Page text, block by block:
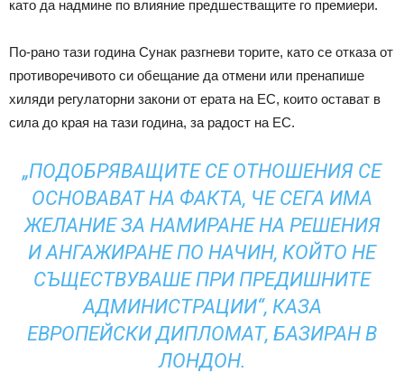
като да надмине по влияние предшестващите го премиери.
По-рано тази година Сунак разгневи торите, като се отказа от
противоречивото си обещание да отмени или пренапише
хиляди регулаторни закони от ерата на ЕС, които остават в
сила до края на тази година, за радост на ЕС.
„ПОДОБРЯВАЩИТЕ СЕ ОТНОШЕНИЯ СЕ
ОСНОВАВАТ НА ФАКТА, ЧЕ СЕГА ИМА
ЖЕЛАНИЕ ЗА НАМИРАНЕ НА РЕШЕНИЯ
И АНГАЖИРАНЕ ПО НАЧИН, КОЙТО НЕ
СЪЩЕСТВУВАШЕ ПРИ ПРЕДИШНИТЕ
АДМИНИСТРАЦИИ“, КАЗА
ЕВРОПЕЙСКИ ДИПЛОМАТ, БАЗИРАН В
ЛОНДОН.